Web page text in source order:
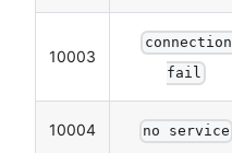
10003
connection
fail
10004 no service